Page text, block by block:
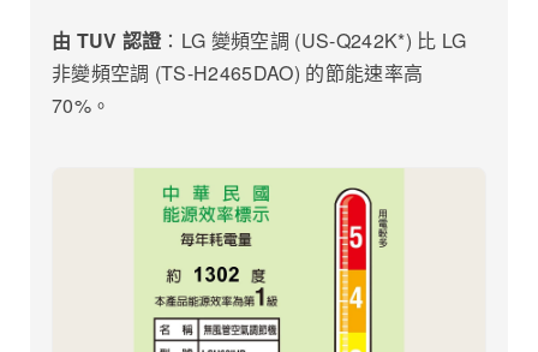
由 TUV 認證 ：LG 變頻空調 (US-Q242K*) 比 LG
非變頻空調 (TS-H2465DAO) 的節能速率高
70%。